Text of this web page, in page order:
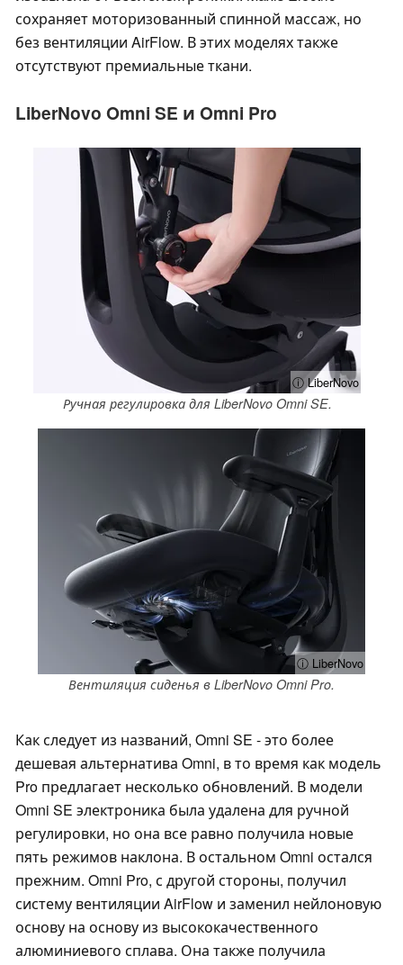
сохраняет моторизованный спинной массаж, но
без вентиляции AirFlow. В этих моделях также
отсутствуют премиальные ткани.
LiberNovo Omni SE и Omni Pro
ⓘ LiberNovo
Ручная регулировка для LiberNovo Omni SE.
ⓘ LiberNovo
Вентиляция сиденья в LiberNovo Omni Pro.
Как следует из названий, Omni SE - это более
дешевая альтернатива Omni, в то время как модель
Pro предлагает несколько обновлений. В модели
Omni SE электроника была удалена для ручной
регулировки, но она все равно получила новые
пять режимов наклона. В остальном Omni остался
прежним. Omni Pro, с другой стороны, получил
систему вентиляции AirFlow и заменил нейлоновую
основу на основу из высококачественного
алюминиевого сплава. Она также получила